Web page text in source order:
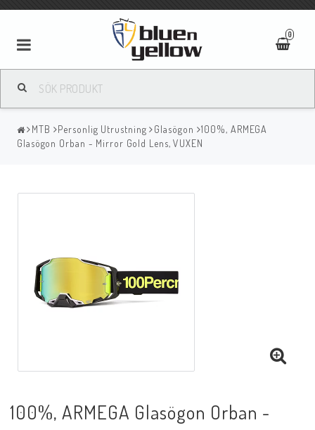
0
MTB Personlig Utrustning Glasögon
100%, ARMEGA
Glasögon Orban - Mirror Gold Lens, VUXEN
100%, ARMEGA Glasögon Orban -